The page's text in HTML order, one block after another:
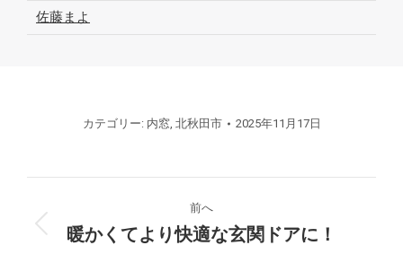
佐藤まよ
カテゴリー: 内窓, 北秋田市 2025年11月17日
ロ
前へ
前
暖かくてより快適な玄関ドアに！